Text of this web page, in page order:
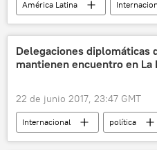
América Latina
Economía
Chile
Tratado de Libre Comercio (TLC)
Delegaciones diplomáticas
mantienen encuentro en La
22 de junio 2017, 23:47 GMT
Internacional política
América del Norte
Cuba